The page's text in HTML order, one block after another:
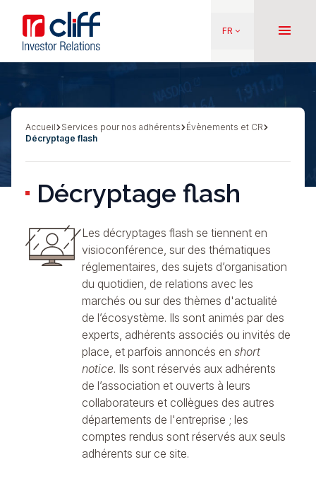
contenu
principal
Aller directement au contenu
FR keyboard_arrow_down menu
Fil
d'Ariane
Accueil Services pour nos adhérents
Évènements et CR
Décryptage flash
Décryptage flash
Les décryptages flash se tiennent en
visioconférence, sur des thématiques
réglementaires, des sujets d’organisation
du quotidien, de relations avec les
marchés ou sur des thèmes d'actualité
de l’écosystème. Ils sont animés par des
experts, adhérents associés ou invités de
place, et parfois annoncés en short
notice. Ils sont réservés aux adhérents
de l’association et ouverts à leurs
collaborateurs et collègues des autres
départements de l'entreprise ; les
comptes rendus sont réservés aux seuls
adhérents sur ce site.